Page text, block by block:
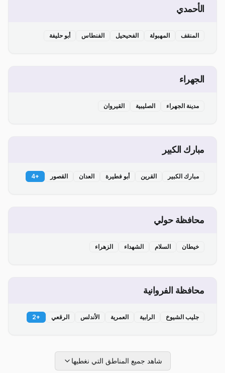
الأحمدي
المنقف المهبولة الفحيحيل الفنطاس أبو حليفة
الجهراء
مدينة الجهراء الصليبية القيروان
مبارك الكبير
مبارك الكبير القرين أبو فطيرة العدان القصور +
4
محافظة حولي
خيطان السلام الشهداء الزهراء
محافظة الفروانية
جليب الشيوخ الرابية العمرية الأندلس الرقعي +
2
شاهد جميع المناطق التي نغطيها